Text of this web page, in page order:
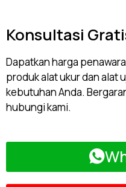
Konsultasi
Dapatkan harga
produk alat ukur dan alat
kebutuhan Anda.
hubungi kami.